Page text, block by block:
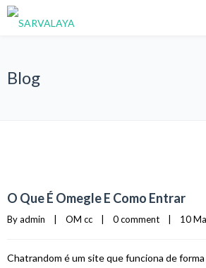
Blog
O Que É Omegle E Como Entrar
By admin OM cc 0 comment 10
Chatrandom é um site que funciona de